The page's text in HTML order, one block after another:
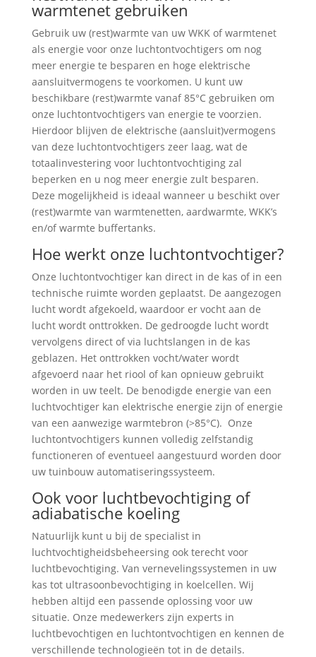
warmtenet gebruiken
Gebruik uw (rest)warmte van uw WKK of warmtenet
als energie voor onze luchtontvochtigers om nog
meer energie te besparen en hoge elektrische
aansluitvermogens te voorkomen. U kunt uw
beschikbare (rest)warmte vanaf 85°C gebruiken om
onze luchtontvochtigers van energie te voorzien.
Hierdoor blijven de elektrische (aansluit)vermogens
van deze luchtontvochtigers zeer laag, wat de
totaalinvestering voor luchtontvochtiging zal
beperken en u nog meer energie zult besparen.
Deze mogelijkheid is ideaal wanneer u beschikt over
(rest)warmte van warmtenetten, aardwarmte, WKK’s
en/of warmte buffertanks.
Hoe werkt onze luchtontvochtiger?
Onze luchtontvochtiger kan direct in de kas of in een
technische ruimte worden geplaatst. De aangezogen
lucht wordt afgekoeld, waardoor er vocht aan de
lucht wordt onttrokken. De gedroogde lucht wordt
vervolgens direct of via luchtslangen in de kas
geblazen. Het onttrokken vocht/water wordt
afgevoerd naar het riool of kan opnieuw gebruikt
worden in uw teelt. De benodigde energie van een
luchtvochtiger kan elektrische energie zijn of energie
van een aanwezige warmtebron (>85°C). Onze
luchtontvochtigers kunnen volledig zelfstandig
functioneren of eventueel aangestuurd worden door
uw tuinbouw automatiseringssysteem.
Ook voor luchtbevochtiging of
adiabatische koeling
Natuurlijk kunt u bij de specialist in
luchtvochtigheidsbeheersing ook terecht voor
luchtbevochtiging. Van vernevelingssystemen in uw
kas tot ultrasoonbevochtiging in koelcellen. Wij
hebben altijd een passende oplossing voor uw
situatie. Onze medewerkers zijn experts in
luchtbevochtigen en luchtontvochtigen en kennen de
verschillende technologieën tot in de details.